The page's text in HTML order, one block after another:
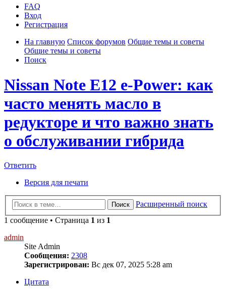
FAQ
Вход
Регистрация
На главную Список форумов Общие темы и советы
Общие темы и советы
Поиск
Nissan Note E12 e-Power: как
часто менять масло в
редукторе и что важно знать
о обслуживании гибрида
Ответить
Версия для печати
Поиск
Расширенный поиск
1 сообщение • Страница 1 из 1
admin
Site Admin
Сообщения: 2308
Зарегистрирован: Вс дек 07, 2025 5:28 am
Цитата